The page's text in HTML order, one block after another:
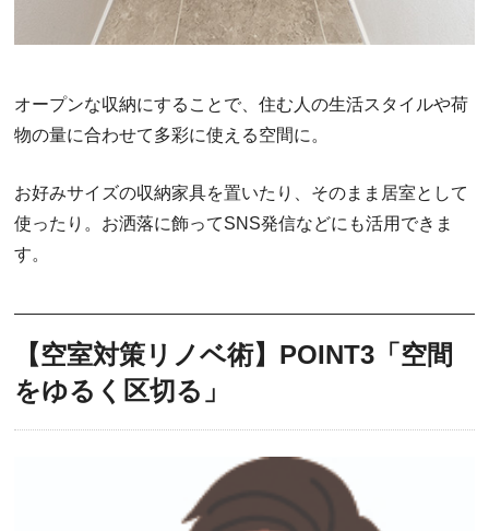
オープンな収納にすることで、住む人の生活スタイルや荷
物の量に合わせて多彩に使える空間に。
お好みサイズの収納家具を置いたり、そのまま居室として
使ったり。お洒落に飾ってSNS発信などにも活用できま
す。
【空室対策リノベ術】POINT3「空間
をゆるく区切る」